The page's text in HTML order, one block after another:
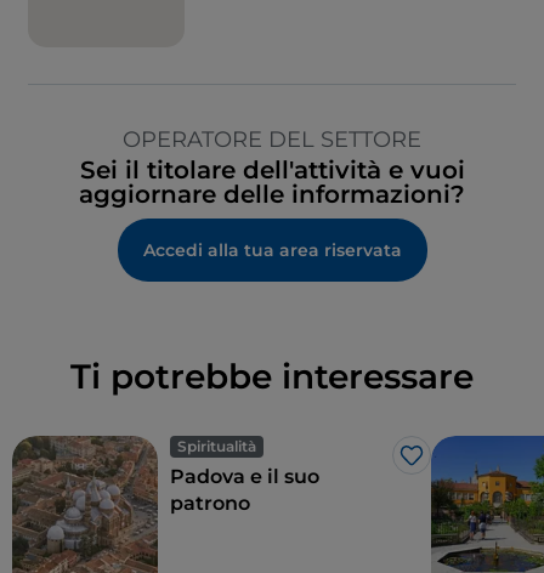
OPERATORE DEL SETTORE
Sei il titolare dell'attività e vuoi
aggiornare delle informazioni?
Accedi alla tua area riservata
Ti potrebbe interessare
Spiritualità
Like
Padova e il suo
patrono